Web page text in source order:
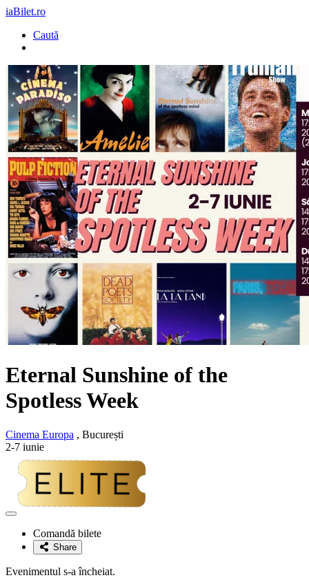
iaBilet.ro
Caută
Eternal Sunshine of the
Spotless Week
Cinema Europa , București
2-7 iunie
Adaugă
favoriteComandă bilete
Share
Evenimentul s-a încheiat.